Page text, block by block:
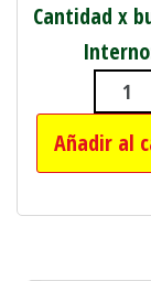
Cantidad x
SET
Añadir al